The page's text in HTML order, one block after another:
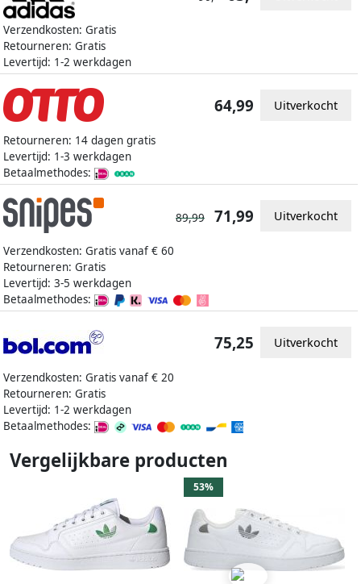
Verzendkosten: Gratis
Retourneren: Gratis
Levertijd: 1-2 werkdagen
Retourneren: 14 dagen gratis
Levertijd: 1-3 werkdagen
Betaalmethodes:
64,99 Uitverkocht
Verzendkosten: Gratis vanaf € 60
Retourneren: Gratis
Levertijd: 3-5 werkdagen
Betaalmethodes:
89,99 71,99 Uitverkocht
Verzendkosten: Gratis vanaf € 20
Retourneren: Gratis
Levertijd: 1-2 werkdagen
Betaalmethodes:
75,25 Uitverkocht
Vergelijkbare producten
53%